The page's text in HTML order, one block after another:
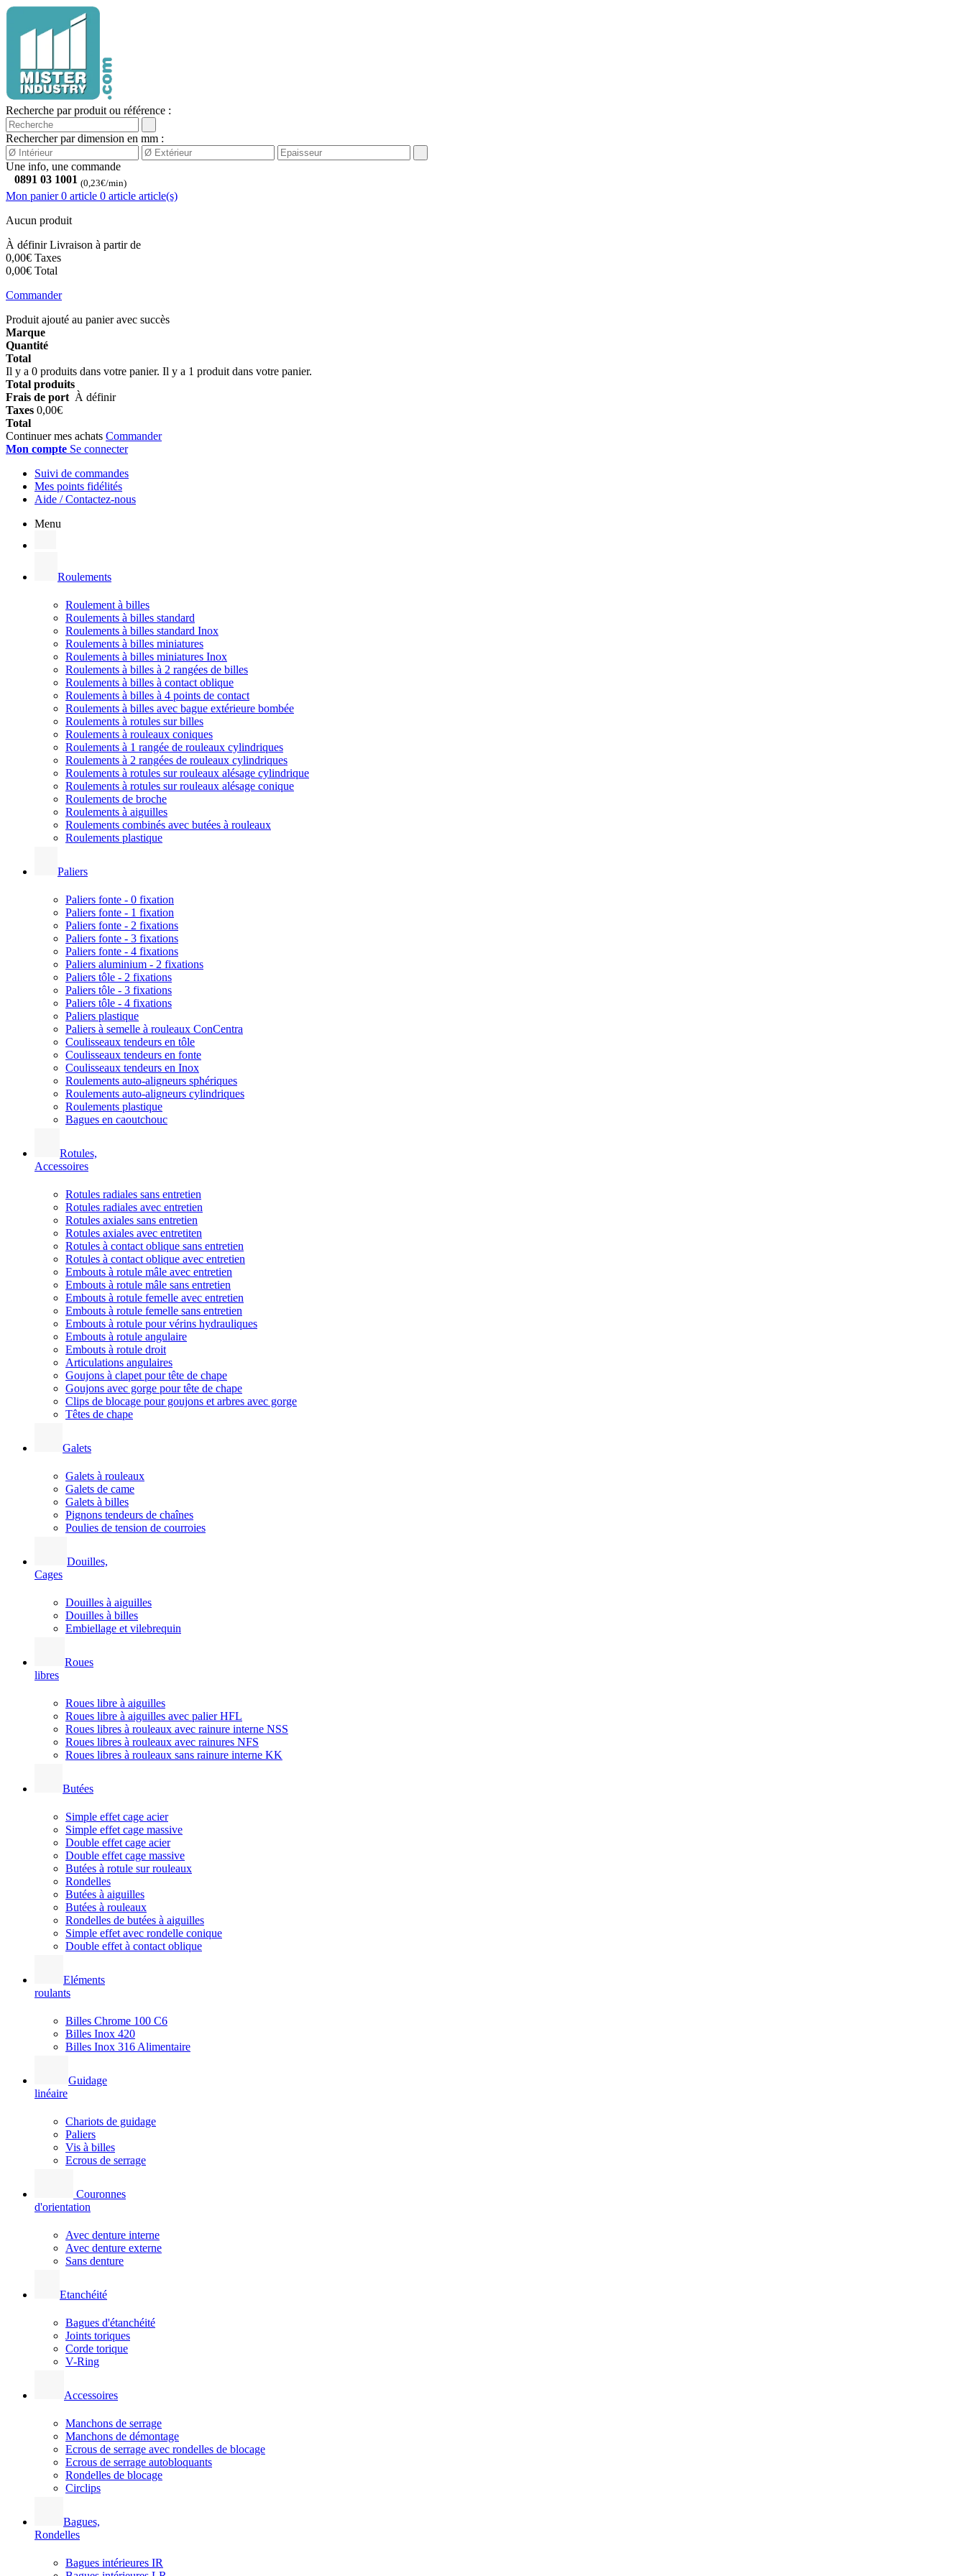
Recherche par produit ou référence :
Rechercher par dimension en mm :
Une info, une commande
0891 03 1001 (0,23€/min)
Mon panier 0 article 0 article article(s)
Aucun produit
À définirLivraison à partir de
0,00€ Taxes
0,00€ Total
Commander
Produit ajouté au panier avec succès
Marque
Quantité
Total
Il y a 0 produits dans votre panier. Il y a 1 produit dans votre panier.
Total produits
Frais de port À définir
Taxes 0,00€
Total
Continuer mes achats Commander
Mon compte Se connecter
Suivi de commandes
Mes points fidélités
Aide / Contactez-nous
Menu
Roulements
Roulement à billes
Roulements à billes standard
Roulements à billes standard Inox
Roulements à billes miniatures
Roulements à billes miniatures Inox
Roulements à billes à 2 rangées de billes
Roulements à billes à contact oblique
Roulements à billes à 4 points de contact
Roulements à billes avec bague extérieure bombée
Roulements à rotules sur billes
Roulements à rouleaux coniques
Roulements à 1 rangée de rouleaux cylindriques
Roulements à 2 rangées de rouleaux cylindriques
Roulements à rotules sur rouleaux alésage cylindrique
Roulements à rotules sur rouleaux alésage conique
Roulements de broche
Roulements à aiguilles
Roulements combinés avec butées à rouleaux
Roulements plastique
Paliers
Paliers fonte - 0 fixation
Paliers fonte - 1 fixation
Paliers fonte - 2 fixations
Paliers fonte - 3 fixations
Paliers fonte - 4 fixations
Paliers aluminium - 2 fixations
Paliers tôle - 2 fixations
Paliers tôle - 3 fixations
Paliers tôle - 4 fixations
Paliers plastique
Paliers à semelle à rouleaux ConCentra
Coulisseaux tendeurs en tôle
Coulisseaux tendeurs en fonte
Coulisseaux tendeurs en Inox
Roulements auto-aligneurs sphériques
Roulements auto-aligneurs cylindriques
Roulements plastique
Bagues en caoutchouc
Rotules,
Accessoires
Rotules radiales sans entretien
Rotules radiales avec entretien
Rotules axiales sans entretien
Rotules axiales avec entretiten
Rotules à contact oblique sans entretien
Rotules à contact oblique avec entretien
Embouts à rotule mâle avec entretien
Embouts à rotule mâle sans entretien
Embouts à rotule femelle avec entretien
Embouts à rotule femelle sans entretien
Embouts à rotule pour vérins hydrauliques
Embouts à rotule angulaire
Embouts à rotule droit
Articulations angulaires
Goujons à clapet pour tête de chape
Goujons avec gorge pour tête de chape
Clips de blocage pour goujons et arbres avec gorge
Têtes de chape
Galets
Galets à rouleaux
Galets de came
Galets à billes
Pignons tendeurs de chaînes
Poulies de tension de courroies
Douilles,
Cages
Douilles à aiguilles
Douilles à billes
Embiellage et vilebrequin
Roues
libres
Roues libre à aiguilles
Roues libre à aiguilles avec palier HFL
Roues libres à rouleaux avec rainure interne NSS
Roues libres à rouleaux avec rainures NFS
Roues libres à rouleaux sans rainure interne KK
Butées
Simple effet cage acier
Simple effet cage massive
Double effet cage acier
Double effet cage massive
Butées à rotule sur rouleaux
Rondelles
Butées à aiguilles
Butées à rouleaux
Rondelles de butées à aiguilles
Simple effet avec rondelle conique
Double effet à contact oblique
Eléments
roulants
Billes Chrome 100 C6
Billes Inox 420
Billes Inox 316 Alimentaire
Guidage
linéaire
Chariots de guidage
Paliers
Vis à billes
Ecrous de serrage
Couronnes
d'orientation
Avec denture interne
Avec denture externe
Sans denture
Etanchéité
Bagues d'étanchéité
Joints toriques
Corde torique
V-Ring
Accessoires
Manchons de serrage
Manchons de démontage
Ecrous de serrage avec rondelles de blocage
Ecrous de serrage autobloquants
Rondelles de blocage
Circlips
Bagues,
Rondelles
Bagues intérieures IR